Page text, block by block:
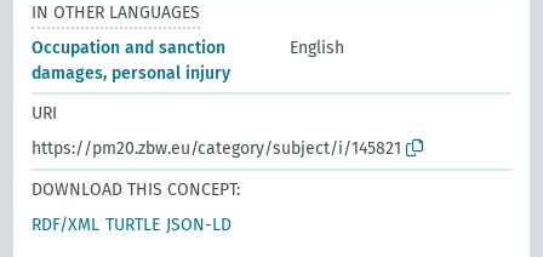
IN OTHER LANGUAGES
Occupation and sanction
damages, personal injury
English
URI
https://pm20.zbw.eu/category/subject/i/145821
DOWNLOAD THIS CONCEPT:
RDF/XML TURTLE JSON-LD